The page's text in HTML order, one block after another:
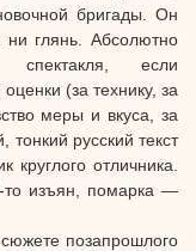
бригады. Он
ни глянь. Абсолютно
спектакля, если
(за технику, за
меры и вкуса, за
русский текст
отличника.
то изъян, помарка —
позапрошлого